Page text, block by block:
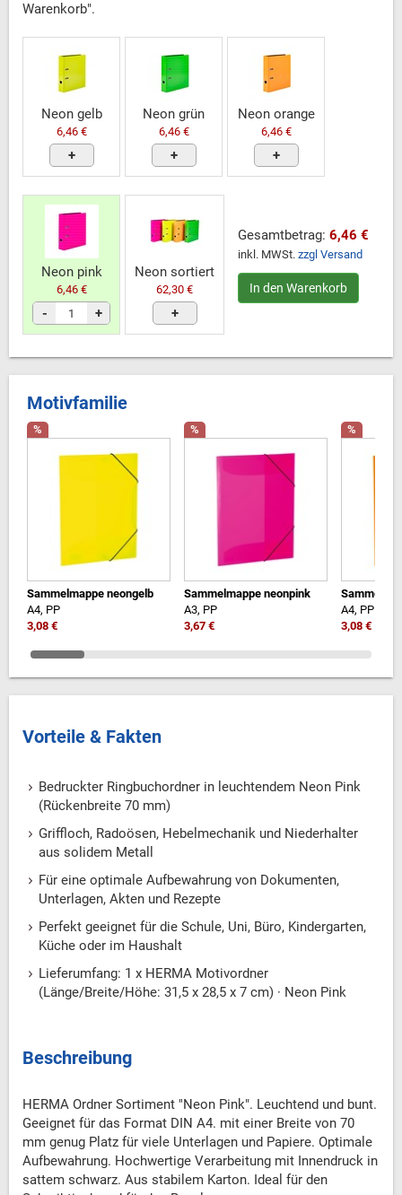
Warenkorb".
Neon gelb
6,46 €
+
Neon grün
6,46 €
+
Neon orange
6,46 €
+
Neon pink
6,46 €
- +
Neon sortiert
62,30 €
+
Gesamtbetrag: 6,46 €
inkl. MWSt. zzgl Versand
In den Warenkorb
Motivfamilie
%
Sammelmappe neongelb
A4, PP
3,08 €
%
Sammelmappe neonpink
A3, PP
3,67 €
%
A4, PP
3,08 €
Vorteile & Fakten
Bedruckter Ringbuchordner in leuchtendem Neon Pink
(Rückenbreite 70 mm)
Griffloch, Radoösen, Hebelmechanik und Niederhalter
aus solidem Metall
Für eine optimale Aufbewahrung von Dokumenten,
Unterlagen, Akten und Rezepte
Perfekt geeignet für die Schule, Uni, Büro, Kindergarten,
Küche oder im Haushalt
Lieferumfang: 1 x HERMA Motivordner
(Länge/Breite/Höhe: 31,5 x 28,5 x 7 cm) · Neon Pink
Beschreibung
HERMA Ordner Sortiment "Neon Pink". Leuchtend und bunt.
Geeignet für das Format DIN A4. mit einer Breite von 70
mm genug Platz für viele Unterlagen und Papiere. Optimale
Aufbewahrung. Hochwertige Verarbeitung mit Innendruck in
sattem schwarz. Aus stabilem Karton. Ideal für den